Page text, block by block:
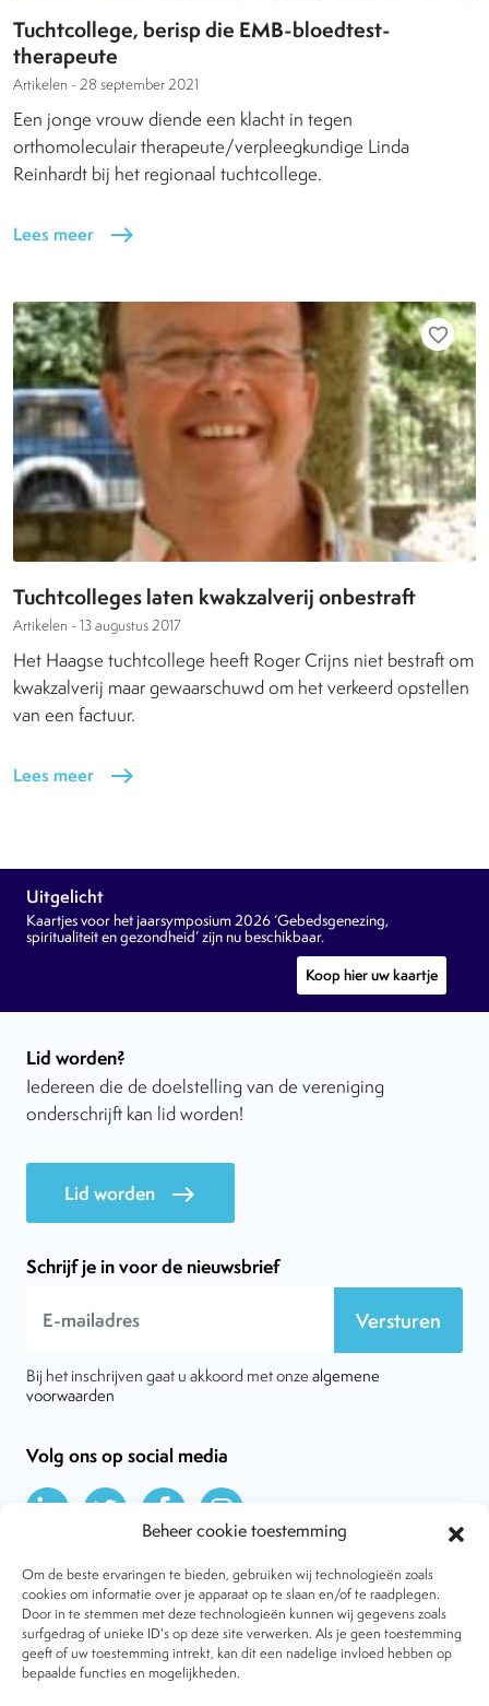
Beheer cookie toestemming
Om de beste ervaringen te bieden, gebruiken wij technologieën zoals
cookies om informatie over je apparaat op te slaan en/of te raadplegen.
Door in te stemmen met deze technologieën kunnen wij gegevens zoals
surfgedrag of unieke ID's op deze site verwerken. Als je geen toestemming
geeft of uw toestemming intrekt, kan dit een nadelige invloed hebben op
bepaalde functies en mogelijkheden.
Tuchtcollege, berisp die EMB-bloedtest-
therapeute
Artikelen - 28 september 2021
Een jonge vrouw diende een klacht in tegen
orthomoleculair therapeute/verpleegkundige Linda
Reinhardt bij het regionaal tuchtcollege.
Lees meer east
favorite_border
Tuchtcolleges laten kwakzalverij onbestraft
Artikelen - 13 augustus 2017
Het Haagse tuchtcollege heeft Roger Crijns niet bestraft om
kwakzalverij maar gewaarschuwd om het verkeerd opstellen
van een factuur.
Lees meer east
Uitgelicht
Kaartjes voor het jaarsymposium 2026 ‘Gebedsgenezing,
spiritualiteit en gezondheid’ zijn nu beschikbaar.
Koop hier uw kaartje
Lid worden?
Iedereen die de doelstelling van de vereniging
onderschrijft kan lid worden!
Lid worden east
Schrijf je in voor de nieuwsbrief
Versturen
Bij het inschrijven gaat u akkoord met onze algemene
voorwaarden
Volg ons op social media
Over VtdK
Contact
Nieuws
Behandelwijzen